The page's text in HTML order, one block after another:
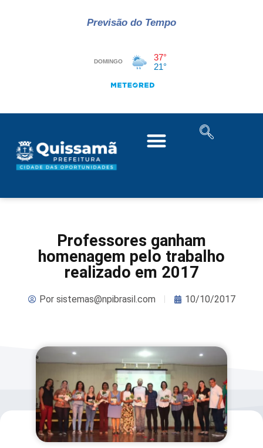
Previsão do Tempo
Professores ganham
homenagem pelo trabalho
realizado em 2017
Porsistemas@npibrasil.com 10/10/2017